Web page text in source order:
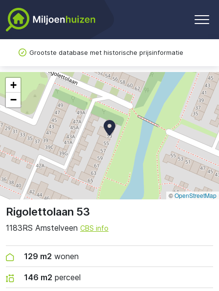
Grootste database met historische prijsinformatie
Rigolettolaan 53
1183RS Amstelveen CBS info
129 m2 wonen
146 m2 perceel
+
−
©OpenStreetMap